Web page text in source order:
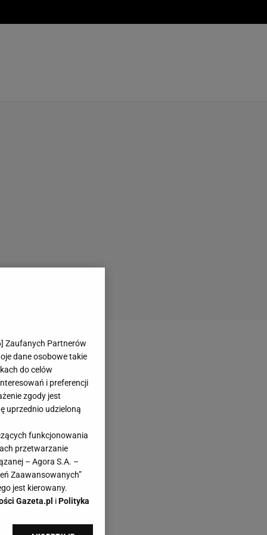
] Zaufanych Partnerów
dane osobowe takie
do celów
i preferencji
zgody jest
uprzednio udzieloną
funkcjonowania
przetwarzanie
– Agora S.A. –
Zaawansowanych”
jest kierowany.
Gazeta.pl iPolityka